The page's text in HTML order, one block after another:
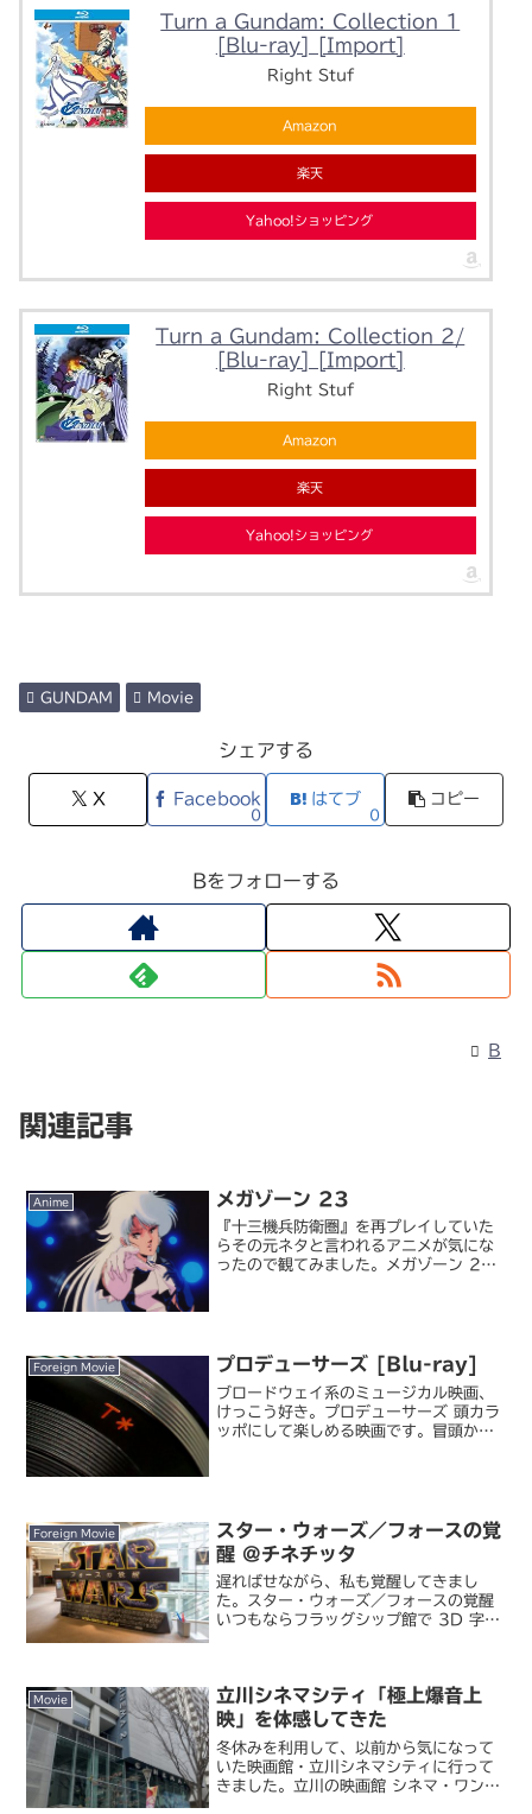
Turn a Gundam: Collection 1
[Blu-ray] [Import]
Right Stuf
Amazon
楽天
Yahoo!ショッピング
Turn a Gundam: Collection 2/
[Blu-ray] [Import]
Right Stuf
Amazon
楽天
Yahoo!ショッピング
GUNDAM Movie
シェアする
X Facebook
0
はてブ
0
コピー
Bをフォローする
B
関連記事
Anime メガゾーン 23
『十三機兵防衛圏』を再プレイしていた
らその元ネタと言われるアニメが気にな
ったので観てみました。メガゾーン 23
Foreign Movie プロデューサーズ [Blu-ray]
ブロードウェイ系のミュージカル映画、
けっこう好き。プロデューサーズ 頭カラ
ッポにして楽しめる映画です。冒頭から
Foreign Movie
スター・ウォーズ／フォースの覚
醒 @チネチッタ
遅ればせながら、私も覚醒してきまし
た。スター・ウォーズ／フォースの覚醒
いつもならフラッグシップ館で 3D 字幕
影響された娘たちが...
Movie
立川シネマシティ「極上爆音上
映」を体感してきた
冬休みを利用して、以前から気になって
いた映画館・立川シネマシティに行って
きました。立川の映画館 シネマ・ワン＆